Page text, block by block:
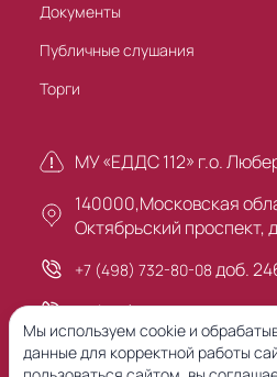
Документы
Публичные слушания
Торги
МУ «ЕДДС 112» г.о.
140000,Московская
Октябрьский проспект,
+7 (498) 732-80-08 доб.
+7 (495) 503-30-00
Мы используем cookie и
данные для корректной работы